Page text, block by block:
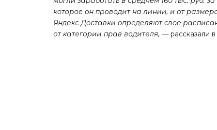
которое он проводит на линии, и от
Яндекс Доставки определяют свое
от категории прав водителя, — рассказали